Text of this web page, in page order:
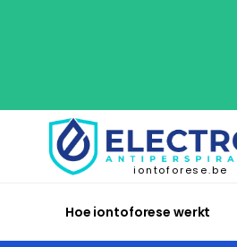
iontoforese.be
Hoe iontoforese werkt